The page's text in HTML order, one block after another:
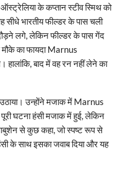
के कप्तान स्टीव स्मिथ को
भारतीय फील्डर के पास चली
लगे, लेकिन फील्डर के पास गेंद
का फायदा Marnus
बाद में वह रन नहीं लेने का
उन्होंने मजाक में Marnus
घटना हंसी मजाक में हुई, लेकिन
से कुछ कहा, जो स्पष्ट रूप से
के साथ इसका जवाब दिया और यह